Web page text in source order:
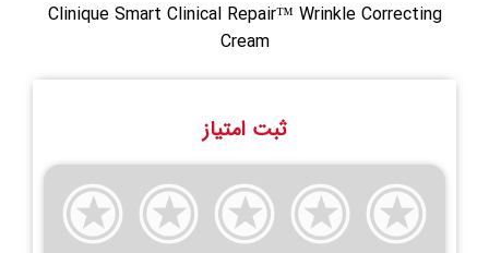
Clinique Smart Clinical Repair™ Wrinkle Correcting
Cream
ثبت امتیاز